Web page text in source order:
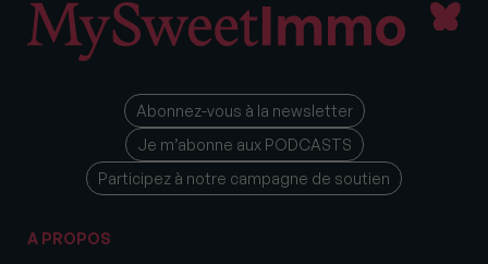
Abonnez-vous à la newsletter
Je m’abonne aux PODCASTS
Participez à notre campagne de soutien
A PROPOS